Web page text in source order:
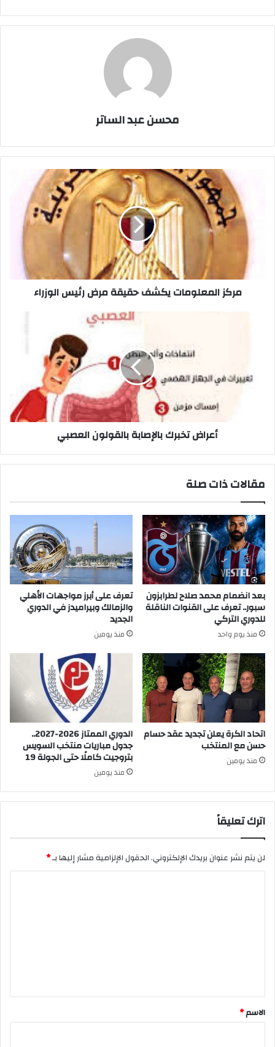
محسن عبد الساتر
المعلومات
يكشف
حقيقة
رئيس
الوزراء
مركز المعلومات يكشف حقيقة مرض رئيس الوزراء
أعراض تخبرك بالإصابة بالقولون العصبي
مقالات ذات صلة
بعد انضمام محمد صلاح لطرابزون
سبور.. تعرف على القنوات الناقلة
للدوري التركي
منذ يوم واحد
تعرف على أبرز مواجهات الأهلي
والزمالك وبيراميدز في الدوري
الجديد
منذ يومين
اتحاد الكرة يعلن تجديد عقد حسام
حسن مع المنتخب
منذ يومين
الدوري الممتاز 2026-2027..
جدول مباريات منتخب السويس
بتروجيت كاملًا حتى الجولة 19
منذ يومين
اترك تعليقاً
لن يتم نشر عنوان بريدك الإلكتروني.الحقول الإلزامية مشار إليها بـ*
*
الاسم*